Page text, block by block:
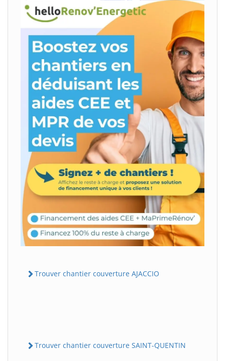
Trouver chantier couverture AJACCIO
Trouver chantier couverture SAINT-QUENTIN